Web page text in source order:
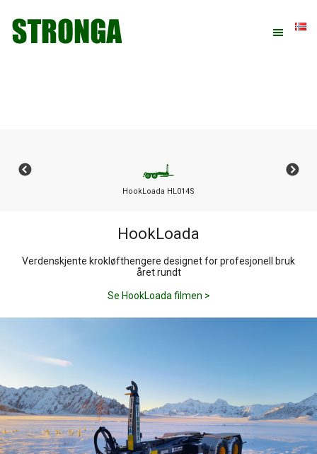
primær
hovedinnhold
bunntekst
HookLoada HL014S
HookLoada
Verdenskjente krokløfthengere designet for profesjonell bruk
året rundt
Se HookLoada filmen >